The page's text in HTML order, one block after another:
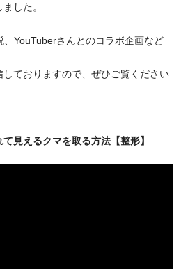
した。
YouTuberさんとのコラボ企画など
ておりますので、ぜひご覧ください
見えるクマを取る方法【整形】